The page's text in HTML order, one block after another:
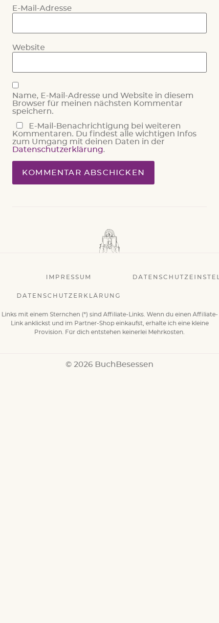
E-Mail-Adresse
Website
Name, E-Mail-Adresse und Website in diesem
Browser für meinen nächsten Kommentar
speichern.
E-Mail-Benachrichtigung bei weiteren
Kommentaren. Du findest alle wichtigen Infos
zum Umgang mit deinen Daten in der
Datenschutzerklärung.
IMPRESSUM
DATENSCHUTZERKLÄRUNG
Links mit einem Sternchen (*) sind Affiliate-Links. Wenn du einen Affiliate-
Link anklickst und im Partner-Shop einkaufst, erhalte ich eine kleine
Provision. Für dich entstehen keinerlei Mehrkosten.
© 2026 BuchBesessen